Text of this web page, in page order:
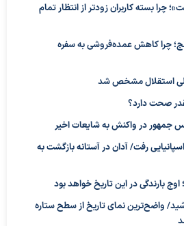
۲.۷ اینترنت»؛ چرا بسته کاربران زودتر از انتظار تمام
چرا کاهش عمده‌فروشی به سفره
استقلال مشخص شد
صحت دارد؟
جمهور در واکنش به شایعات اخیر
رفت/ آدان در آستانه بازگشت به
بارندگی در این تاریخ خواهد بود
واضح‌ترین نمای تاریخ از سطح ستاره